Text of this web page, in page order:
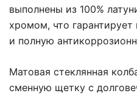
выполнены из 100%
хромом, что
и полную
Матовая стеклянная
сменную щетку с